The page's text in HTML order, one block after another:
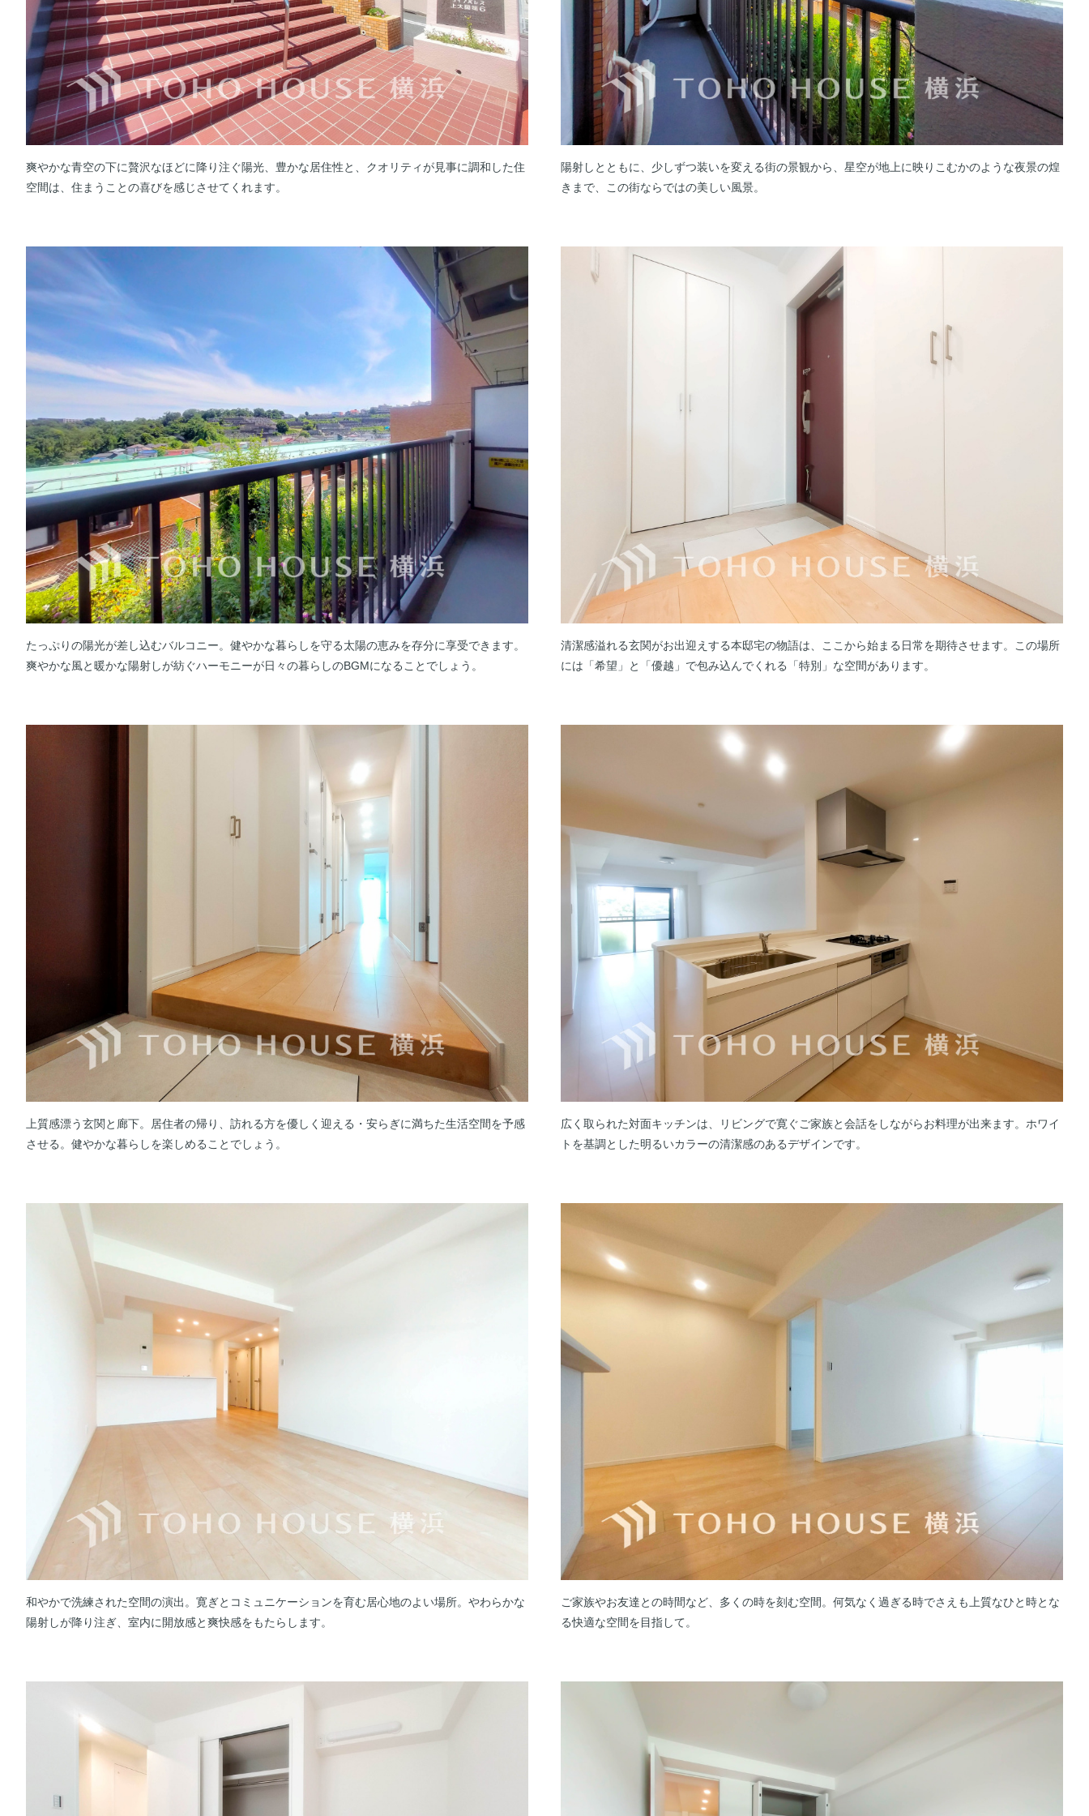
爽やかな青空の下に贅沢なほどに降り注ぐ陽光、豊かな居住性と、クオリティが見事に調和した住
空間は、住まうことの喜びを感じさせてくれます。
陽射しとともに、少しずつ装いを変える街の景観から、星空が地上に映りこむかのような夜景の煌
きまで、この街ならではの美しい風景。
たっぷりの陽光が差し込むバルコニー。健やかな暮らしを守る太陽の恵みを存分に享受できます。
爽やかな風と暖かな陽射しが紡ぐハーモニーが日々の暮らしのBGMになることでしょう。
清潔感溢れる玄関がお出迎えする本邸宅の物語は、ここから始まる日常を期待させます。この場所
には「希望」と「優越」で包み込んでくれる「特別」な空間があります。
上質感漂う玄関と廊下。居住者の帰り、訪れる方を優しく迎える・安らぎに満ちた生活空間を予感
させる。健やかな暮らしを楽しめることでしょう。
広く取られた対面キッチンは、リビングで寛ぐご家族と会話をしながらお料理が出来ます。ホワイ
トを基調とした明るいカラーの清潔感のあるデザインです。
和やかで洗練された空間の演出。寛ぎとコミュニケーションを育む居心地のよい場所。やわらかな
陽射しが降り注ぎ、室内に開放感と爽快感をもたらします。
ご家族やお友達との時間など、多くの時を刻む空間。何気なく過ぎる時でさえも上質なひと時とな
る快適な空間を目指して。